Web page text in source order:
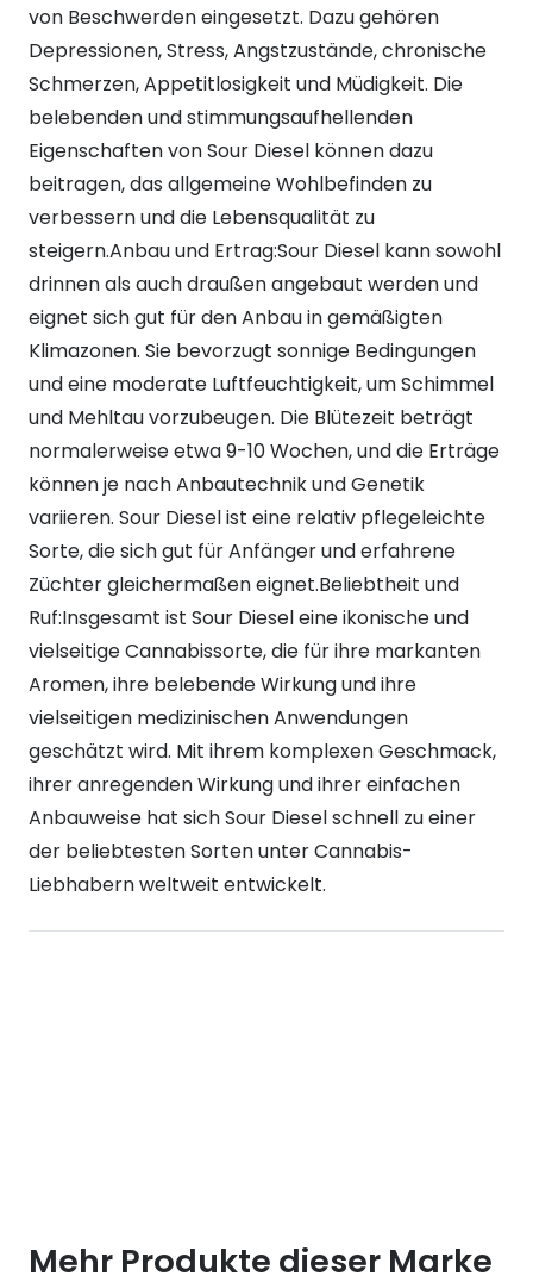
von Beschwerden eingesetzt. Dazu gehören
Depressionen, Stress, Angstzustände, chronische
Schmerzen, Appetitlosigkeit und Müdigkeit. Die
belebenden und stimmungsaufhellenden
Eigenschaften von Sour Diesel können dazu
beitragen, das allgemeine Wohlbefinden zu
verbessern und die Lebensqualität zu
steigern.Anbau und Ertrag:Sour Diesel kann sowohl
drinnen als auch draußen angebaut werden und
eignet sich gut für den Anbau in gemäßigten
Klimazonen. Sie bevorzugt sonnige Bedingungen
und eine moderate Luftfeuchtigkeit, um Schimmel
und Mehltau vorzubeugen. Die Blütezeit beträgt
normalerweise etwa 9-10 Wochen, und die Erträge
können je nach Anbautechnik und Genetik
variieren. Sour Diesel ist eine relativ pflegeleichte
Sorte, die sich gut für Anfänger und erfahrene
Züchter gleichermaßen eignet.Beliebtheit und
Ruf:Insgesamt ist Sour Diesel eine ikonische und
vielseitige Cannabissorte, die für ihre markanten
Aromen, ihre belebende Wirkung und ihre
vielseitigen medizinischen Anwendungen
geschätzt wird. Mit ihrem komplexen Geschmack,
ihrer anregenden Wirkung und ihrer einfachen
Anbauweise hat sich Sour Diesel schnell zu einer
der beliebtesten Sorten unter Cannabis-
Liebhabern weltweit entwickelt.
Mehr Produkte dieser Marke